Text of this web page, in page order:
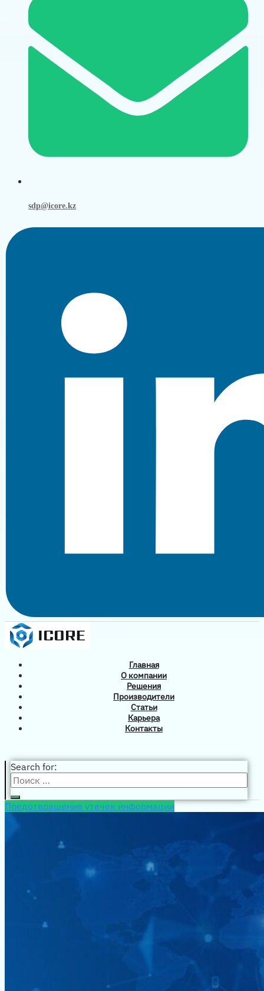
sdp@icore.kz
Главная
О компании
Решения
Производители
Статьи
Карьера
Контакты
Search for:
Предотвращение утечек информации